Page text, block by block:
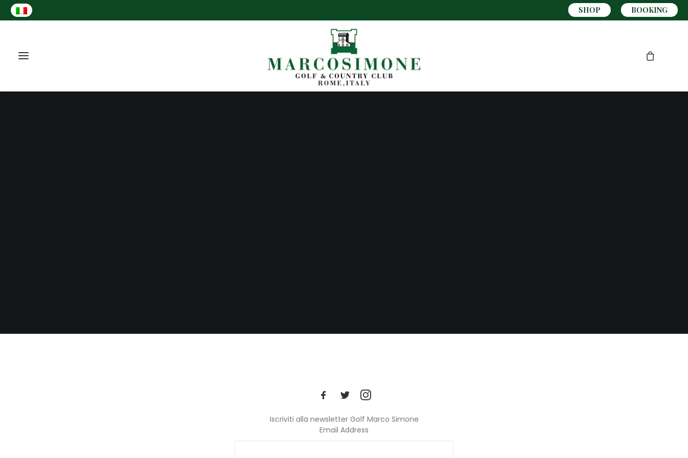
BOOKING
SHOP
Iscriviti alla newsletter Golf Marco Simone
Email Address